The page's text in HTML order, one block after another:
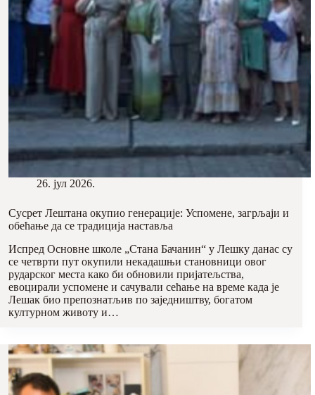
26. јул 2026.
Сусрет Лештана окупио генерације: Успомене, загрљаји и
обећање да се традиција наставља
Испред Основне школе „Стана Бачанин“ у Лешку данас су
се четврти пут окупили некадашњи становници овог
рударског места како би обновили пријатељства,
евоцирали успомене и сачували сећање на време када је
Лешак био препознатљив по заједништву, богатом
културном животу и…